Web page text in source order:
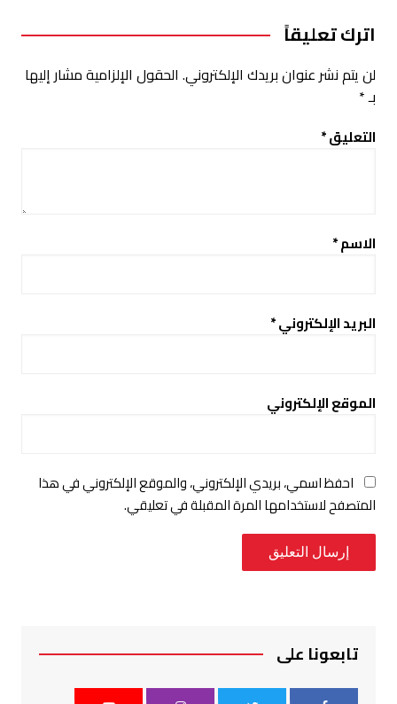
اترك تعليقاً
لن يتم نشر عنوان بريدك الإلكتروني. الحقول الإلزامية مشار إليها
بـ*
التعليق*
الاسم*
البريد الإلكتروني*
الموقع الإلكتروني
احفظ اسمي، بريدي الإلكتروني، والموقع الإلكتروني في هذا
المتصفح لاستخدامها المرة المقبلة في تعليقي.
تابعونا على